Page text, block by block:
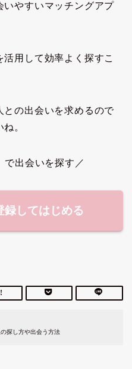
いやすいマッチングアプ
用して効率よく探すこ
との出会いを求めるので
。
で出会いを探す／
録してはじめる
探し方や出会う方法